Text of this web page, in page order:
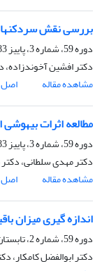
بررسی نقش
دوره 59، شماره 3، پاییز 1383
دکتر افشین آخوندزاده،
مشاهده مقاله
اصل
مطالعه اثرات
دوره 59، شماره 3، پاییز 1383
دکتر مهدی سلطانی،
مشاهده مقاله
اصل
اندازه گیری میزان
دوره 59، شماره 2، تابستان 1383
دکتر ابوالفضل کامکار،